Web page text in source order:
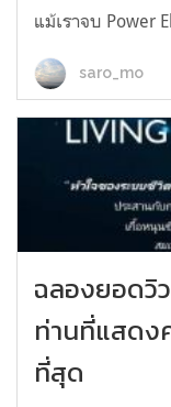
แม้เราจบ Power
saro_mo
ฉลองยอดวิ
ท่านที่แสดง
ที่สุด